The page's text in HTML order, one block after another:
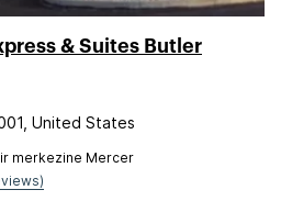
& Suites Butler
United States
merkezine Mercer